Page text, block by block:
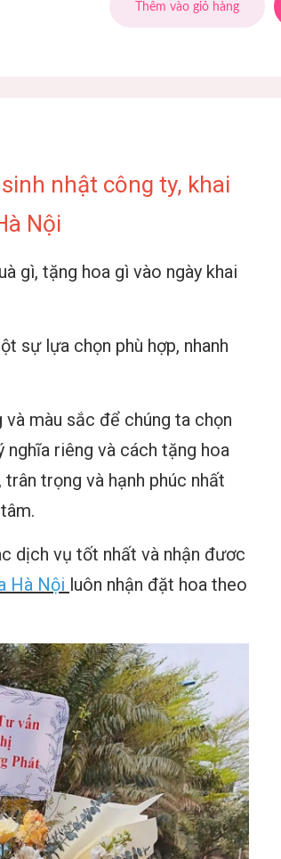
Thêm vào giỏ hàng
nhật công ty, khai
Nội
gì, tặng hoa gì vào ngày khai
sự lựa chọn phù hợp, nhanh
màu sắc để chúng ta chọn
riêng và cách tặng hoa
trọng và hạnh phúc nhất
dịch vụ tốt nhất và nhận đươc
Hà Nội luôn nhận đặt hoa theo